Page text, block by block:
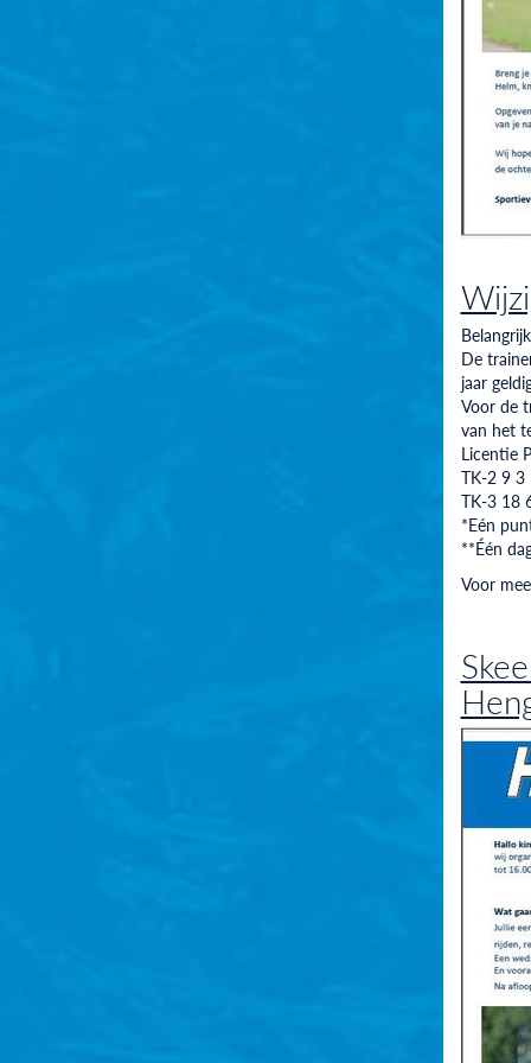
De
jaar
Voor de
van het
Licentie
TK-2 9 3
TK-3 18
*Eén
**Één
Voor